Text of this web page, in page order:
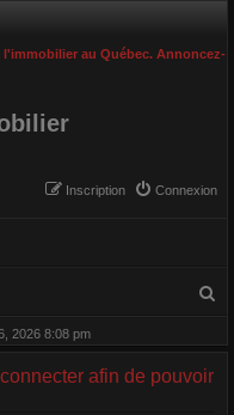
au Québec. Annoncez-
Connexion
Inscription
c
2026 8:08 pm
afin de pouvoir